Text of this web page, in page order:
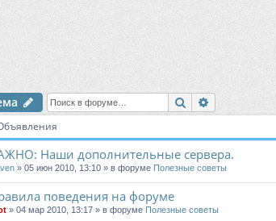
Поиск
Наши дополнительные сервера.
» 05 июн 2010, 13:10 » в форуме Полезные советы
поведения на форуме
» 04 мар 2010, 13:17 » в форуме Полезные советы